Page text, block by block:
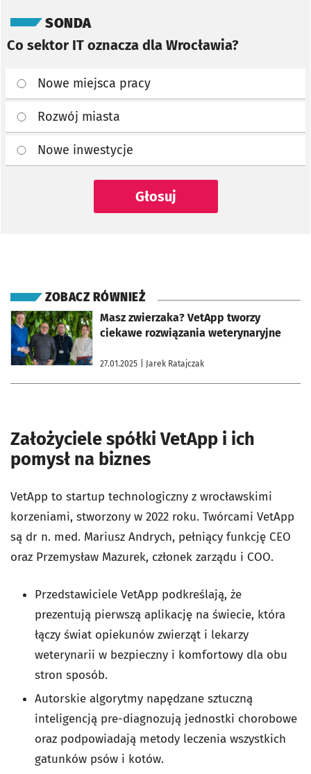
SONDA
Co sektor IT oznacza dla Wrocławia?
Nowe miejsca pracy
Rozwój miasta
Nowe inwestycje
Głosuj
ZOBACZ RÓWNIEŻ
Masz zwierzaka? VetApp tworzy
ciekawe rozwiązania weterynaryjne
27.01.2025 | Jarek Ratajczak
otworzy się w nowej karcie
Założyciele spółki VetApp i ich
pomysł na biznes
VetApp to startup technologiczny z wrocławskimi
korzeniami, stworzony w 2022 roku. Twórcami VetApp
są dr n. med. Mariusz Andrych, pełniący funkcję CEO
oraz Przemysław Mazurek, członek zarządu i COO.
Przedstawiciele VetApp podkreślają, że
prezentują pierwszą aplikację na świecie, która
łączy świat opiekunów zwierząt i lekarzy
weterynarii w bezpieczny i komfortowy dla obu
stron sposób.
Autorskie algorytmy napędzane sztuczną
inteligencją pre-diagnozują jednostki chorobowe
oraz podpowiadają metody leczenia wszystkich
gatunków psów i kotów.